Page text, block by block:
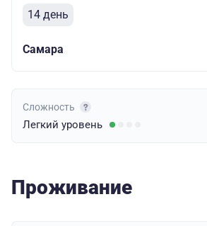
14 день
Самара
Сложность
Легкий уровень
Проживание